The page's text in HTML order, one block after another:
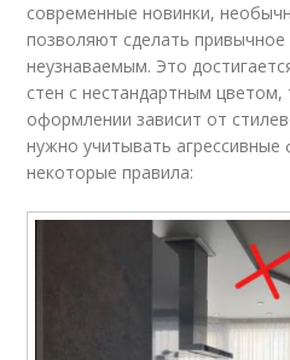
современные новинки,
позволяют сделать
неузнаваемым. Это
стен с нестандартным цветом,
оформлении зависит от
нужно учитывать агрессивные
некоторые правила: